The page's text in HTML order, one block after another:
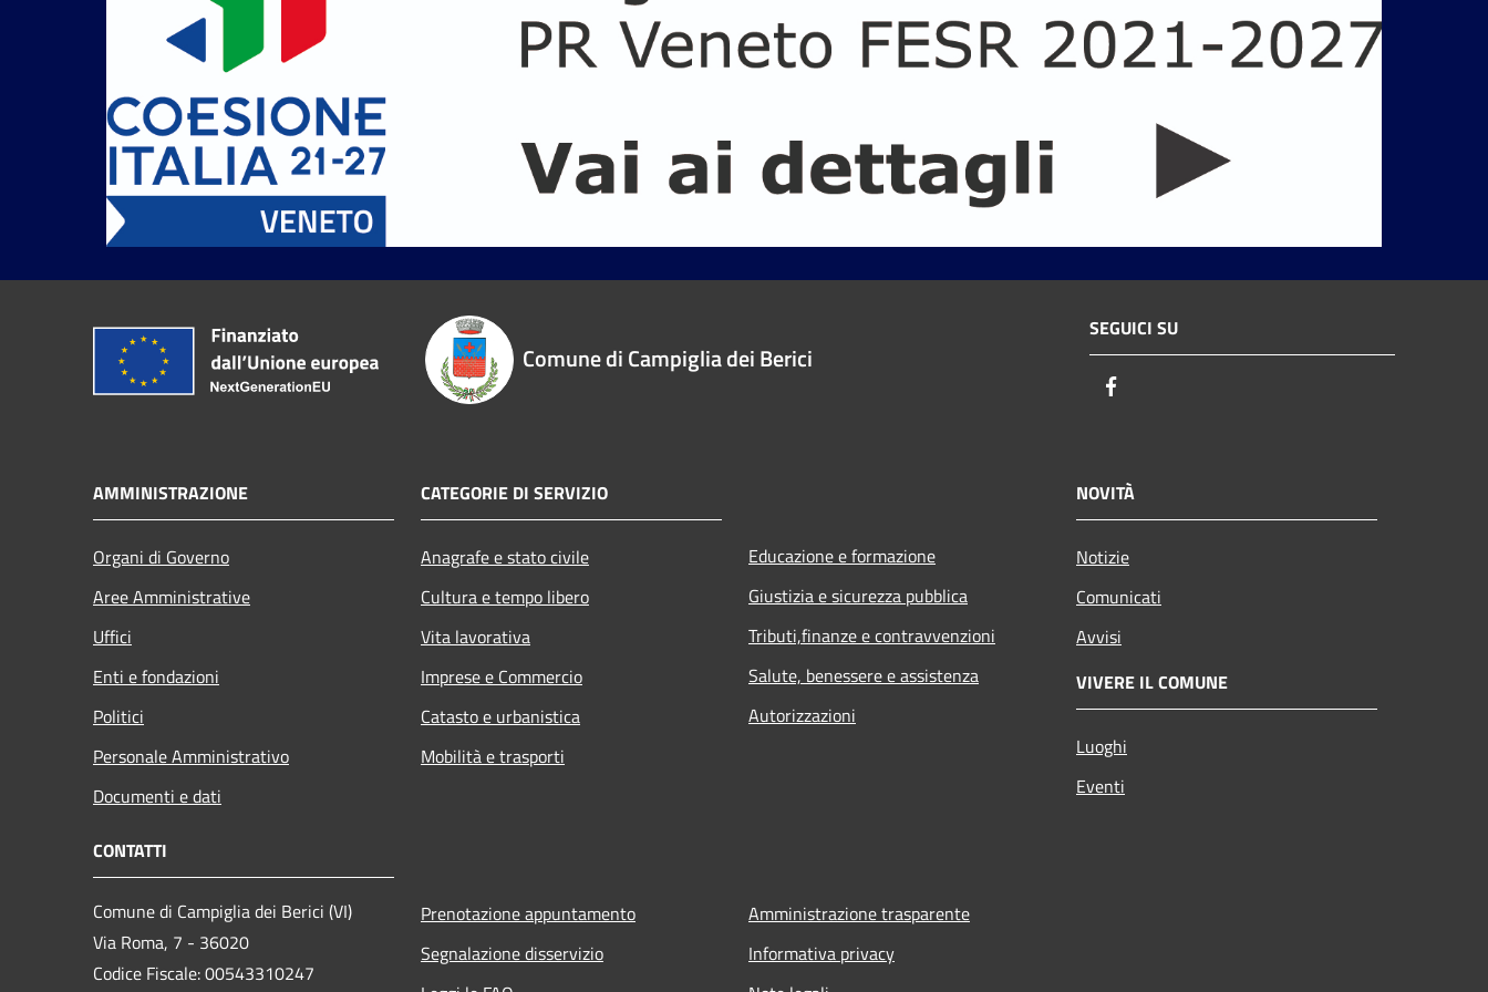
Comune di Campiglia dei Berici
SEGUICI SU
AMMINISTRAZIONE
Organi di Governo
Aree Amministrative
Uffici
Enti e fondazioni
Politici
Personale Amministrativo
Documenti e dati
CATEGORIE DI SERVIZIO
Anagrafe e stato civile
Cultura e tempo libero
Vita lavorativa
Imprese e Commercio
Catasto e urbanistica
Mobilità e trasporti
Educazione e formazione
Giustizia e sicurezza pubblica
Tributi,finanze e contravvenzioni
Salute, benessere e assistenza
Autorizzazioni
NOVITÀ
Notizie
Comunicati
Avvisi
VIVERE IL COMUNE
Luoghi
Eventi
CONTATTI
Comune di Campiglia dei Berici (VI)
Via Roma, 7 - 36020
Codice Fiscale: 00543310247
Prenotazione appuntamento
Segnalazione disservizio
Amministrazione trasparente
Informativa privacy